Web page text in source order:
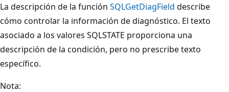
La descripción de la función SQLGetDiagField describe
cómo controlar la información de diagnóstico. El texto
asociado a los valores SQLSTATE proporciona una
descripción de la condición, pero no prescribe texto
específico.
Nota: